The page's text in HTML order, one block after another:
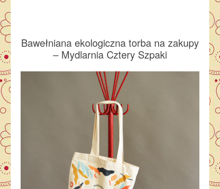
Bawełniana ekologiczna torba na zakupy
– Mydlarnia Cztery Szpaki